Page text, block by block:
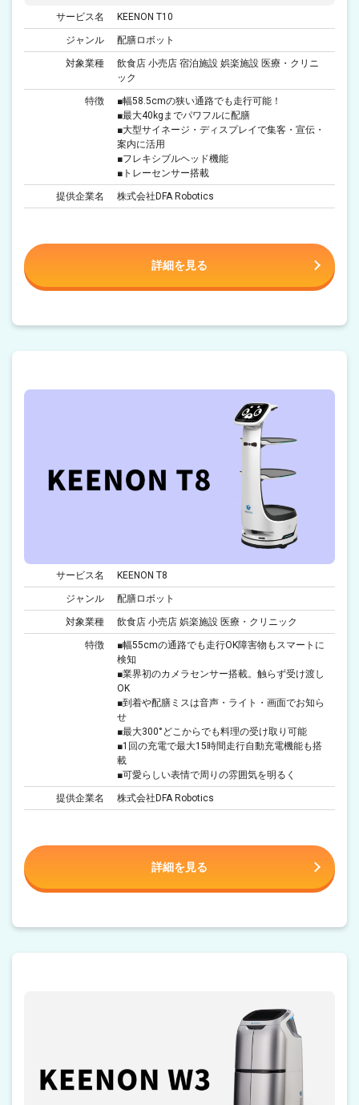
サービス名 KEENON T10
ジャンル 配膳ロボット
対象業種
飲食店 小売店 宿泊施設 娯楽施設 医療・クリニ
ック
特徴
■幅58.5cmの狭い通路でも走行可能！
■最大40kgまでパワフルに配膳
■大型サイネージ・ディスプレイで集客・宣伝・
案内に活用
■フレキシブルヘッド機能
■トレーセンサー搭載
提供企業名 株式会社DFA Robotics
詳細を見る
サービス名 KEENON T8
ジャンル 配膳ロボット
対象業種 飲食店 小売店 娯楽施設 医療・クリニック
特徴
■幅55cmの通路でも走行OK障害物もスマートに
検知
■業界初のカメラセンサー搭載。触らず受け渡し
OK
■到着や配膳ミスは音声・ライト・画面でお知ら
せ
■最大300°どこからでも料理の受け取り可能
■1回の充電で最大15時間走行自動充電機能も搭
載
■可愛らしい表情で周りの雰囲気を明るく
提供企業名 株式会社DFA Robotics
詳細を見る